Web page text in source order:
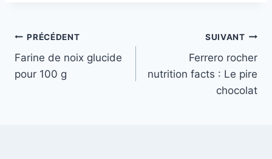
Navigation
de
PRÉCÉDENT
Farine de noix glucide
pour 100 g
SUIVANT
Ferrero rocher
nutrition facts : Le pire
chocolat